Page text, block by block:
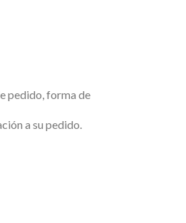
pedido, forma de
a su pedido.